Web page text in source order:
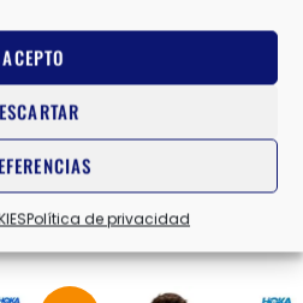
ACEPTO
Política de privacidad
BLANCO/LIMA